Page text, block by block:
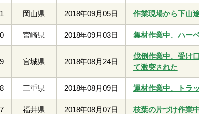
岡山県 2018年09月05日 作業現場から下山
宮崎県 2018年09月03日 集材作業中、ハー
宮城県 2018年08月24日
伐倒作業中、受け
て激突された
三重県 2018年08月09日 運材作業中、トラ
福井県 2018年08月07日 枝葉の片づけ作業